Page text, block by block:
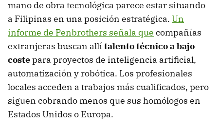
mano de obra tecnológica parece estar situando
a Filipinas en una posición estratégica. Un
informe de Penbrothers señala que compañías
extranjeras buscan allí talento técnico a bajo
costepara proyectos de inteligencia artificial,
automatización y robótica. Los profesionales
locales acceden a trabajos más cualificados, pero
siguen cobrando menos que sus homólogos en
Estados Unidos o Europa.